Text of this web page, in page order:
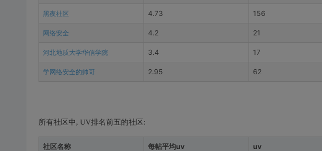
黑夜社区 4.73 156
网络安全 4.2 21
河北地质大学华信学院 3.4 17
学网络安全的帅哥 2.95 62
所有社区中, UV排名前五的社区:
社区名称 每帖平均uv uv